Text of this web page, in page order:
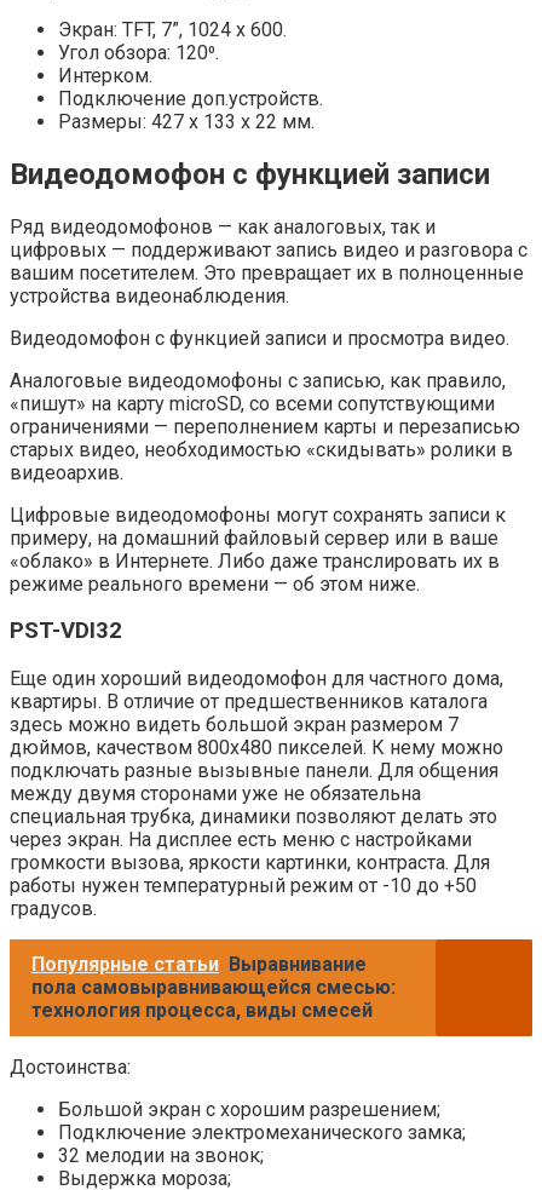
Экран: TFT, 7”, 1024 x 600.
Угол обзора: 120⁰.
Интерком.
Подключение доп.устройств.
Размеры: 427 х 133 х 22 мм.
Видеодомофон с функцией записи
Ряд видеодомофонов — как аналоговых, так и
цифровых — поддерживают запись видео и разговора с
вашим посетителем. Это превращает их в полноценные
устройства видеонаблюдения.
Видеодомофон с функцией записи и просмотра видео.
Аналоговые видеодомофоны с записью, как правило,
«пишут» на карту microSD, со всеми сопутствующими
ограничениями — переполнением карты и перезаписью
старых видео, необходимостью «скидывать» ролики в
видеоархив.
Цифровые видеодомофоны могут сохранять записи к
примеру, на домашний файловый сервер или в ваше
«облако» в Интернете. Либо даже транслировать их в
режиме реального времени — об этом ниже.
PST-VDI32
Еще один хороший видеодомофон для частного дома,
квартиры. В отличие от предшественников каталога
здесь можно видеть большой экран размером 7
дюймов, качеством 800х480 пикселей. К нему можно
подключать разные вызывные панели. Для общения
между двумя сторонами уже не обязательна
специальная трубка, динамики позволяют делать это
через экран. На дисплее есть меню с настройками
громкости вызова, яркости картинки, контраста. Для
работы нужен температурный режим от -10 до +50
градусов.
Популярные статьи Выравнивание
пола самовыравнивающейся смесью:
технология процесса, виды смесей
Достоинства:
Большой экран с хорошим разрешением;
Подключение электромеханического замка;
32 мелодии на звонок;
Выдержка мороза;